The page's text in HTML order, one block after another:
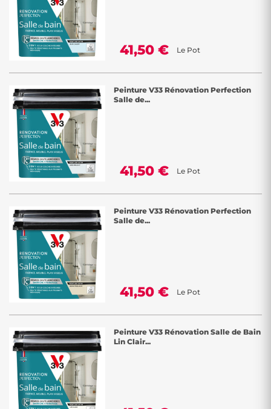
41,50 € Le Pot
Peinture V33 Rénovation Perfection
Salle de...
41,50 € Le Pot
Peinture V33 Rénovation Perfection
Salle de...
41,50 € Le Pot
Peinture V33 Rénovation Salle de Bain
Lin Clair...